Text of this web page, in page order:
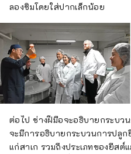
ลองชิมโดยใส่ปากเล็กน้อย
ต่อไป ช่างฝีมือจะอธิบายกระบว
จะมีการอธิบายกระบวนการปลู
แก่สาเก รวมถึงประเภทของยีสต์